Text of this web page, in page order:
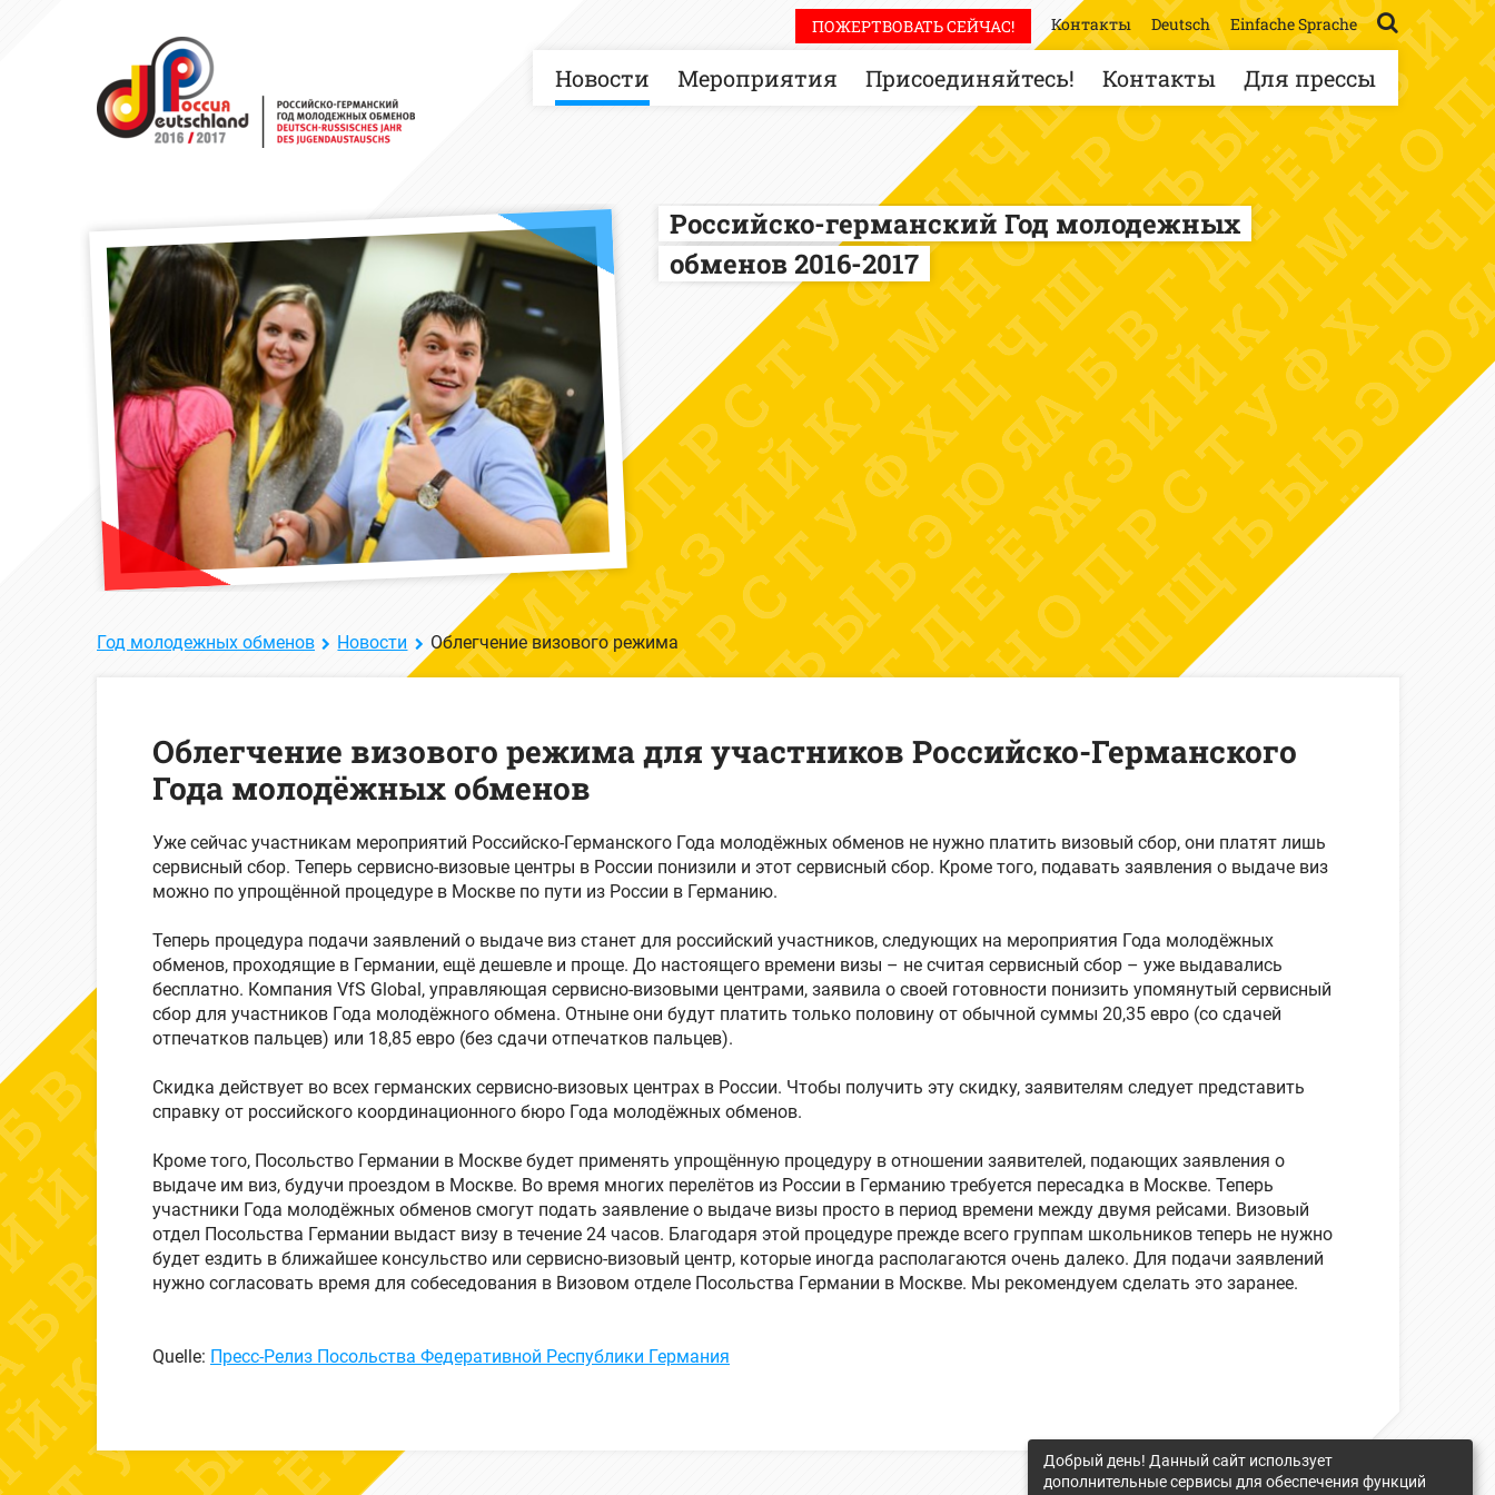
Новости Мероприятия Присоединяйтесь! Контакты Для прессы
ПОЖЕРТВОВАТЬ СЕЙЧАС! Контакты Deutsch Einfache Sprache
Российско-германский Год молодежных
обменов 2016-2017
Год молодежных обменов Новости Облегчение визового режима
Облегчение визового режима для участников Российско-Германского
Года молодёжных обменов
Уже сейчас участникам мероприятий Российско-Германского Года молодёжных обменов не нужно платить визовый сбор, они платят лишь
сервисный сбор. Теперь сервисно-визовые центры в России понизили и этот сервисный сбор. Кроме того, подавать заявления о выдаче виз
можно по упрощённой процедуре в Москве по пути из России в Германию.
Теперь процедура подачи заявлений о выдаче виз станет для российский участников, следующих на мероприятия Года молодёжных
обменов, проходящие в Германии, ещё дешевле и проще. До настоящего времени визы – не считая сервисный сбор – уже выдавались
бесплатно. Компания VfS Global, управляющая сервисно-визовыми центрами, заявила о своей готовности понизить упомянутый сервисный
сбор для участников Года молодёжного обмена. Отныне они будут платить только половину от обычной суммы 20,35 евро (со сдачей
отпечатков пальцев) или 18,85 евро (без сдачи отпечатков пальцев).
Скидка действует во всех германских сервисно-визовых центрах в России. Чтобы получить эту скидку, заявителям следует представить
справку от российского координационного бюро Года молодёжных обменов.
Кроме того, Посольство Германии в Москве будет применять упрощённую процедуру в отношении заявителей, подающих заявления о
выдаче им виз, будучи проездом в Москве. Во время многих перелётов из России в Германию требуется пересадка в Москве. Теперь
участники Года молодёжных обменов смогут подать заявление о выдаче визы просто в период времени между двумя рейсами. Визовый
отдел Посольства Германии выдаст визу в течение 24 часов. Благодаря этой процедуре прежде всего группам школьников теперь не нужно
будет ездить в ближайшее консульство или сервисно-визовый центр, которые иногда располагаются очень далеко. Для подачи заявлений
нужно согласовать время для собеседования в Визовом отделе Посольства Германии в Москве. Мы рекомендуем сделать это заранее.
Quelle: Пресс-Релиз Посольства Федеративной Республики Германия
Добрый день! Данный сайт использует
дополнительные сервисы для обеспечения функций